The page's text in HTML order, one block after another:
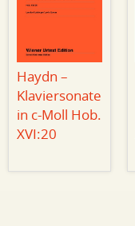
Haydn –
Klaviersonate
in c-Moll Hob.
XVI:20